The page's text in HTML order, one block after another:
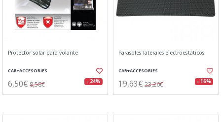
Protector solar para volante
CAR+ACCESORIES
6,50€ 8,58€ - 24%
Parasoles laterales electroestáticos
CAR+ACCESORIES
19,63€ 23,26€ - 16%